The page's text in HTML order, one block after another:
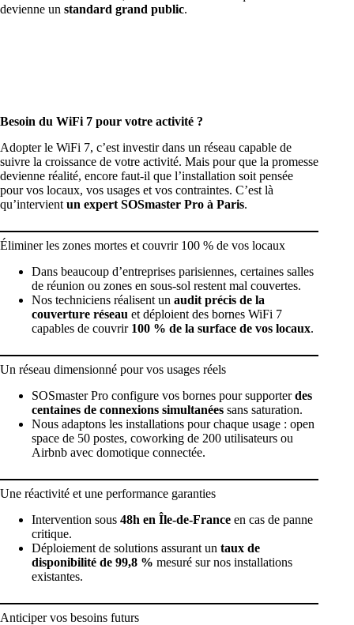
devienne un standard grand public.
Besoin du WiFi 7 pour votre activité ?
Adopter le WiFi 7, c’est investir dans un réseau capable de
suivre la croissance de votre activité. Mais pour que la promesse
devienne réalité, encore faut-il que l’installation soit pensée
pour vos locaux, vos usages et vos contraintes. C’est là
qu’intervient un expert SOSmaster Pro à Paris.
Éliminer les zones mortes et couvrir 100 % de vos locaux
Dans beaucoup d’entreprises parisiennes, certaines salles
de réunion ou zones en sous-sol restent mal couvertes.
Nos techniciens réalisent un audit précis de la
couverture réseau et déploient des bornes WiFi 7
capables de couvrir 100 % de la surface de vos locaux.
Un réseau dimensionné pour vos usages réels
SOSmaster Pro configure vos bornes pour supporterdes
centaines de connexions simultanées sans saturation.
Nous adaptons les installations pour chaque usage : open
space de 50 postes, coworking de 200 utilisateurs ou
Airbnb avec domotique connectée.
Une réactivité et une performance garanties
Intervention sous 48h en Île-de-France en cas de panne
critique.
Déploiement de solutions assurant un taux de
disponibilité de 99,8 % mesuré sur nos installations
existantes.
Anticiper vos besoins futurs